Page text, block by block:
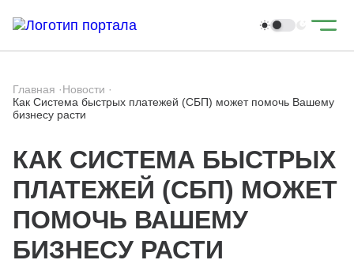
Главная ·Новости ·
Как Система быстрых платежей (СБП) может помочь Вашему
бизнесу расти
КАК СИСТЕМА БЫСТРЫХ
ПЛАТЕЖЕЙ (СБП) МОЖЕТ
ПОМОЧЬ ВАШЕМУ
БИЗНЕСУ РАСТИ